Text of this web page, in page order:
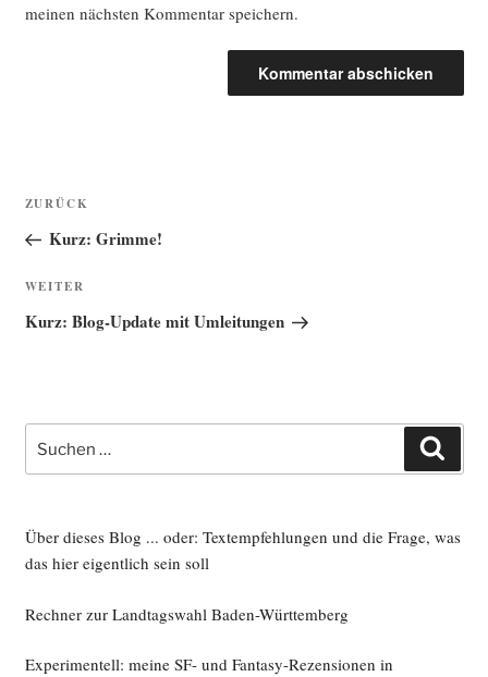
meinen nächsten Kommentar speichern.
Beitragsnavigation
Vorheriger
Beitrag
ZURÜCK
Kurz: Grimme!
Nächster
Beitrag
WEITER
Kurz: Blog-Update mit Umleitungen
nach:
Über dieses Blog ... oder: Textempfehlungen und die Frage, was
das hier eigentlich sein soll
Rechner zur Landtagswahl Baden-Württemberg
Experimentell: meine SF- und Fantasy-Rezensionen in